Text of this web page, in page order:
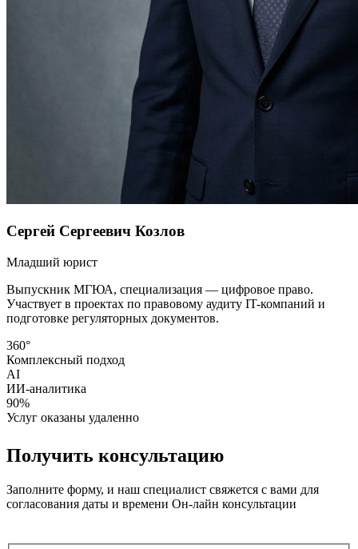
Сергей Сергеевич Козлов
Младший юрист
Выпускник МГЮА, специализация — цифровое право.
Участвует в проектах по правовому аудиту IT-компаний и
подготовке регуляторных документов.
360°
Комплексный подход
AI
ИИ-аналитика
90%
Услуг оказаны удаленно
Получить консультацию
Заполните форму, и наш специалист свяжется с вами для
согласования даты и времени Он-лайн консультации